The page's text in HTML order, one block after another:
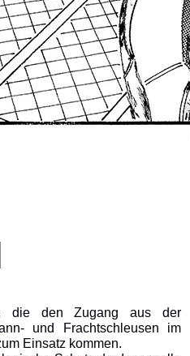
die den Zugang aus der
und Frachtschleusen im
Einsatz kommen.